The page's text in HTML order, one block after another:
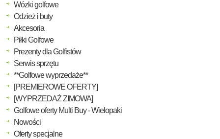
Wózki golfowe
Odzież i buty
Akcesoria
Piłki Golfowe
Prezenty dla Golfistów
Serwis sprzętu
**Golfowe wyprzedaże**
[PREMIEROWE OFERTY]
[WYPRZEDAŻ ZIMOWA]
Golfowe oferty Multi Buy - Wielopaki
Nowości
Oferty specjalne